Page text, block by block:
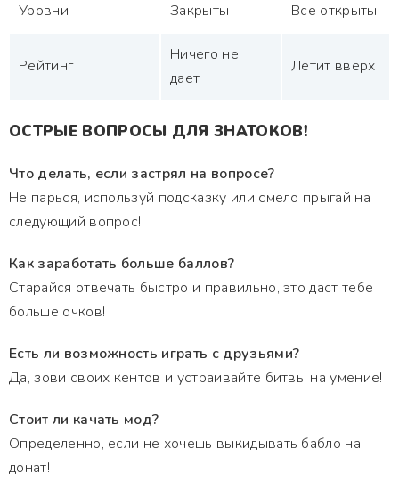
Уровни Закрыты Все открыты
Рейтинг
Ничего не
дает
Летит вверх
ОСТРЫЕ ВОПРОСЫ ДЛЯ ЗНАТОКОВ!
Что делать, если застрял на вопросе?
Не парься, используй подсказку или смело прыгай на
следующий вопрос!
Как заработать больше баллов?
Старайся отвечать быстро и правильно, это даст тебе
больше очков!
Есть ли возможность играть с друзьями?
Да, зови своих кентов и устраивайте битвы на умение!
Стоит ли качать мод?
Определенно, если не хочешь выкидывать бабло на
донат!